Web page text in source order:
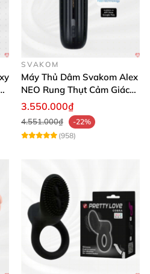
SVAKOM
Máy Thủ Dâm Svakom Alex
NEO Rung Thụt Cảm Giác
Thật, App Điều Khiển
3.550.000₫
4.551.000₫
-22%
(958)